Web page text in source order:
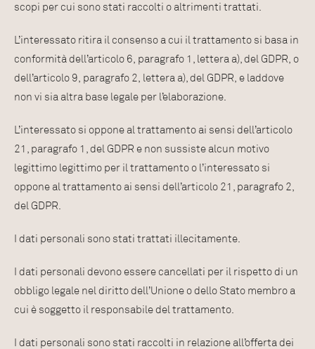
scopi per cui sono stati raccolti o altrimenti trattati.
L’interessato ritira il consenso a cui il trattamento si basa in
conformità dell’articolo 6, paragrafo 1, lettera a), del GDPR, o
dell’articolo 9, paragrafo 2, lettera a), del GDPR, e laddove
non vi sia altra base legale per l’elaborazione.
L’interessato si oppone al trattamento ai sensi dell’articolo
21, paragrafo 1, del GDPR e non sussiste alcun motivo
legittimo legittimo per il trattamento o l’interessato si
oppone al trattamento ai sensi dell’articolo 21, paragrafo 2,
del GDPR.
I dati personali sono stati trattati illecitamente.
I dati personali devono essere cancellati per il rispetto di un
obbligo legale nel diritto dell’Unione o dello Stato membro a
cui è soggetto il responsabile del trattamento.
I dati personali sono stati raccolti in relazione all’offerta dei